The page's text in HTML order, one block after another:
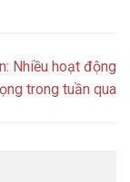
Nhiều hoạt động
trong tuần qua